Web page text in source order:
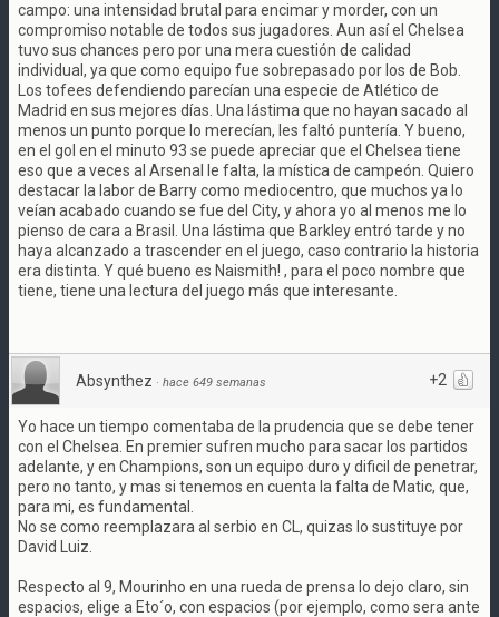
campo: una intensidad brutal para encimar y morder, con un
compromiso notable de todos sus jugadores. Aun así el Chelsea
tuvo sus chances pero por una mera cuestión de calidad
individual, ya que como equipo fue sobrepasado por los de Bob.
Los tofees defendiendo parecían una especie de Atlético de
Madrid en sus mejores días. Una lástima que no hayan sacado al
menos un punto porque lo merecían, les faltó puntería. Y bueno,
en el gol en el minuto 93 se puede apreciar que el Chelsea tiene
eso que a veces al Arsenal le falta, la mística de campeón. Quiero
destacar la labor de Barry como mediocentro, que muchos ya lo
veían acabado cuando se fue del City, y ahora yo al menos me lo
pienso de cara a Brasil. Una lástima que Barkley entró tarde y no
haya alcanzado a trascender en el juego, caso contrario la historia
era distinta. Y qué bueno es Naismith! , para el poco nombre que
tiene, tiene una lectura del juego más que interesante.
+2
Absynthez · hace 649 semanas
Yo hace un tiempo comentaba de la prudencia que se debe tener
con el Chelsea. En premier sufren mucho para sacar los partidos
adelante, y en Champions, son un equipo duro y dificil de penetrar,
pero no tanto, y mas si tenemos en cuenta la falta de Matic, que,
para mi, es fundamental.
No se como reemplazara al serbio en CL, quizas lo sustituye por
David Luiz.
Respecto al 9, Mourinho en una rueda de prensa lo dejo claro, sin
espacios, elige a Eto´o, con espacios (por ejemplo, como sera ante